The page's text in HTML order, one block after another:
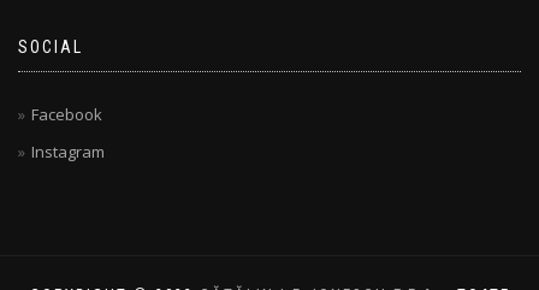
SOCIAL
Facebook
Instagram